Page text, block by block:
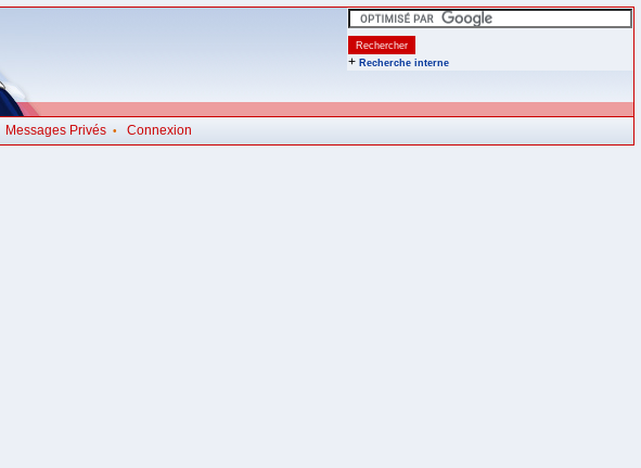
+ Recherche interne
Messages Privés• Connexion